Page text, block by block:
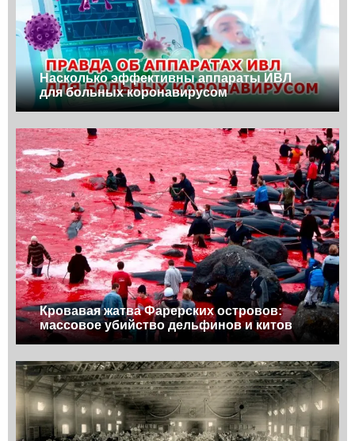
Насколько эффективны аппараты ИВЛ
для больных коронавирусом
Кровавая жатва Фарерских островов:
массовое убийство дельфинов и китов